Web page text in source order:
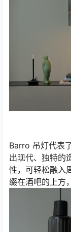
Barro 吊灯代表
出现代、独特的
性，可轻松融入
缀在酒吧的上方